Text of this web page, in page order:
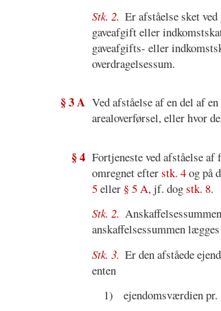
Stk. 2. Er afståelse sket
gaveafgift eller
gaveafgifts- eller
overdragelsessum.
§ 3 A Ved afståelse af en del af
arealoverførsel, eller hvor
§ 4 Fortjeneste ved afståelse
omregnet efterstk. 4og på
5eller § 5 A, jf. dogstk. 8.
Stk. 2.
anskaffelsessummen
Stk. 3. Er den afståede
enten
1)
ejendomsværdien